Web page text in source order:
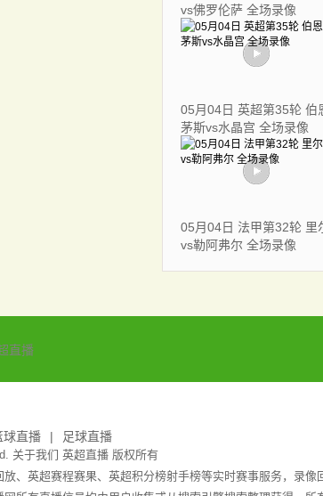
vs佛罗伦萨 全场录像
05月04日 英超第35轮 伯
茅斯vs水晶宫 全场录像
05月04日 法甲第32轮 里
vs勒阿弗尔 全场录像
直播
球直播 足球直播
关于我们 英超直播版权所有
、英超赛程赛果、英超积分榜射手榜等实时赛事服务，录像